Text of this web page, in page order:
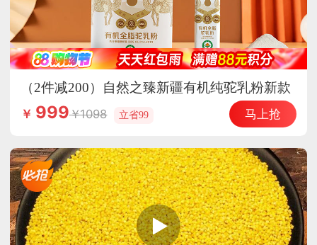
（2件减200）自然之臻新疆有机纯驼乳粉新款
会员专享
￥ 999 1098 立省99 马上抢